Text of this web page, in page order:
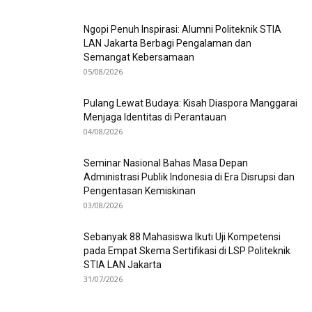
Ngopi Penuh Inspirasi: Alumni Politeknik STIA
LAN Jakarta Berbagi Pengalaman dan
Semangat Kebersamaan
05/08/2026
Pulang Lewat Budaya: Kisah Diaspora Manggarai
Menjaga Identitas di Perantauan
04/08/2026
Seminar Nasional Bahas Masa Depan
Administrasi Publik Indonesia di Era Disrupsi dan
Pengentasan Kemiskinan
03/08/2026
Sebanyak 88 Mahasiswa Ikuti Uji Kompetensi
pada Empat Skema Sertifikasi di LSP Politeknik
STIA LAN Jakarta
31/07/2026